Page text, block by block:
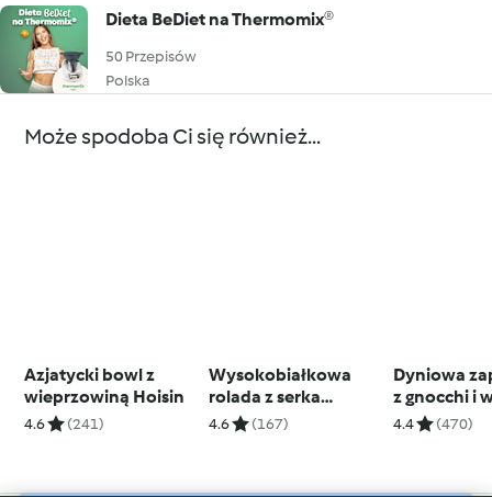
Dieta BeDiet na Thermomix®
50 Przepisów
Polska
Może spodoba Ci się również...
Azjatycki bowl z
wieprzowiną Hoisin
4.6 (241)
Wysokobiałkowa
rolada z serka
wiejskiego z indykiem
4.6 (167)
Dyniowa
z gnocchi i
4.4 (470)